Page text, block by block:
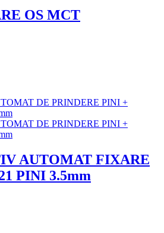
OS MCT
AUTOMAT FIXARE
PINI 3.5mm